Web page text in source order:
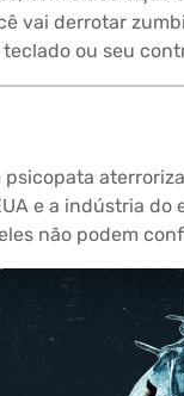
vai derrotar
ou seu
e a indústria
não podem